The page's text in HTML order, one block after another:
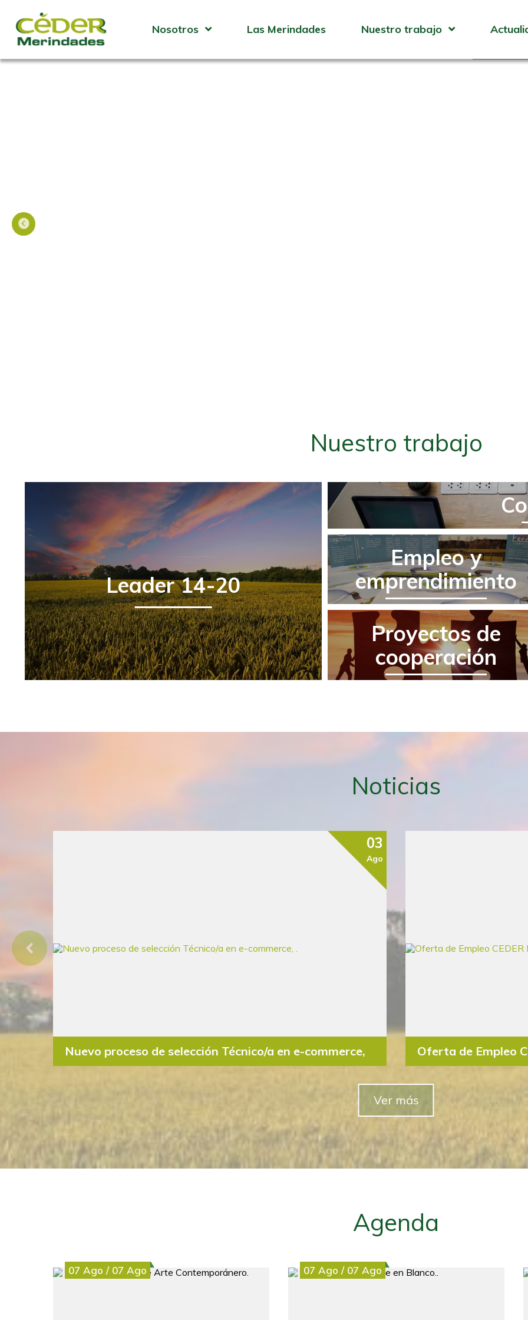
Nosotros Las Merindades Nuestro trabajo
Nuestro trabajo
Leader 14-20
Empleo y
emprendimiento
Proyectos de
cooperación
Noticias
03
Ago
Nuevo proceso de selección Técnico/a en e-commerce,
El Centro de Desarrollo Rural Merindades (CEDER Merindades) precisa
incorporar a su equipo técnico un Técnico/a en e-commerce,
comunicación y marketing Si estás interesado/a en participar en...
Oferta de Empleo
El Centro de Desarrollo
incorporar a su equipo
comunicación y
Ver más
Agenda
07 Ago / 07 Ago 07 Ago / 07 Ago